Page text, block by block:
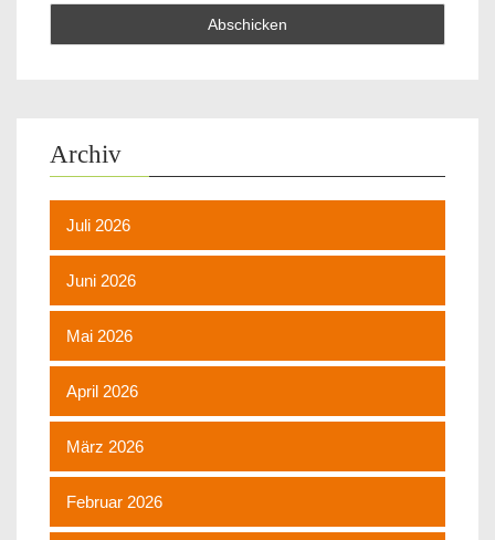
Archiv
Juli 2026
Juni 2026
Mai 2026
April 2026
März 2026
Februar 2026